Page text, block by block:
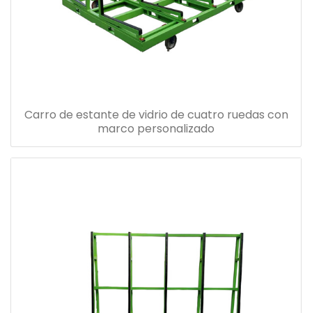
Carro de estante de vidrio de cuatro ruedas con
marco personalizado